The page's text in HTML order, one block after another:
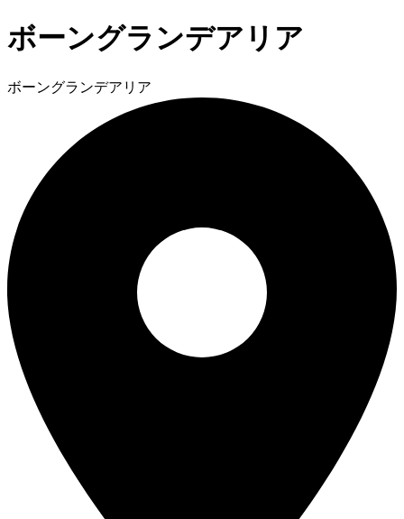
ボーングランデアリア
ボーングランデアリア